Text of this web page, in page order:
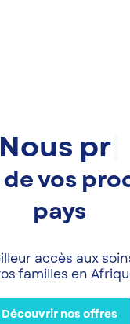
No
vos
pays
accès aux
familles en
Découvrir nos offres